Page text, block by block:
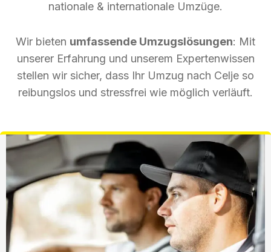
nationale & internationale Umzüge.
Wir bieten umfassende Umzugslösungen: Mit
unserer Erfahrung und unserem Expertenwissen
stellen wir sicher, dass Ihr Umzug nach Celje so
reibungslos und stressfrei wie möglich verläuft.